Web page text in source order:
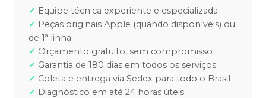
Equipe técnica experiente e especializada
Peças originais Apple (quando disponíveis) ou
de 1ª linha
Orçamento gratuito, sem compromisso
Garantia de 180 dias em todos os serviços
Coleta e entrega via Sedex para todo o Brasil
Diagnóstico em até 24 horas úteis